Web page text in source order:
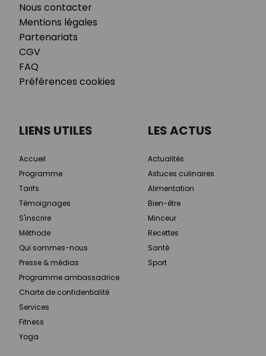
Nous contacter
Mentions légales
Partenariats
CGV
FAQ
Préférences cookies
LIENS UTILES
Accueil
Programme
Tarifs
Témoignages
S'inscrire
Méthode
Qui sommes-nous
Presse & médias
Programme ambassadrice
Charte de confidentialité
Services
Fitness
Yoga
LES ACTUS
Actualités
Astuces culinaires
Alimentation
Bien-être
Minceur
Recettes
Santé
Sport